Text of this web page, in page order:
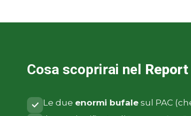
Cosa scoprirai nel
Le due enormi bufale sul PAC